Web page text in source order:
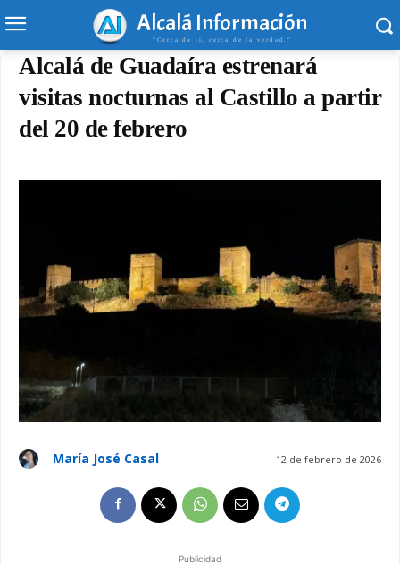
Alcalá Información
"Cerca de ti, cerca de la verdad."
Alcalá de Guadaíra estrenará
visitas nocturnas al Castillo a partir
del 20 de febrero
12 de febrero de 2026
María José Casal
Publicidad